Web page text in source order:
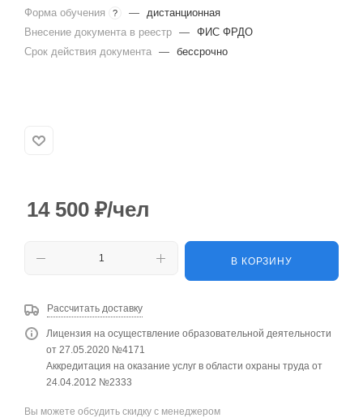
Форма обучения
? —
дистанционная
Внесение документа в реестр — ФИС ФРДО
Срок действия документа — бессрочно
14 500 ₽/чел
В КОРЗИНУ
Рассчитать доставку
Лицензия на осуществление образовательной деятельности
от 27.05.2020 №4171
Аккредитация на оказание услуг в области охраны труда от
24.04.2012 №2333
Вы можете обсудить скидку с менеджером